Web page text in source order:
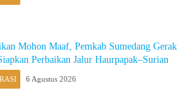
Mohon Maaf, Pemkab Sumedang Gerak
Perbaikan Jalur Haurpapak–Surian
6 Agustus 2026